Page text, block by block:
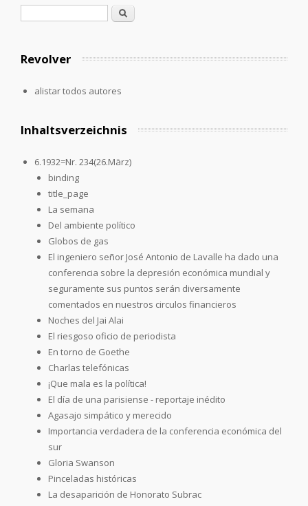
Formulario de búsqueda
Buscar
Revolver
alistar todos autores
Inhaltsverzeichnis
6.1932=Nr. 234(26.März)
binding
title_page
La semana
Del ambiente político
Globos de gas
El ingeniero señor José Antonio de Lavalle ha dado una
conferencia sobre la depresión económica mundial y
seguramente sus puntos serán diversamente
comentados en nuestros circulos financieros
Noches del Jai Alai
El riesgoso oficio de periodista
En torno de Goethe
Charlas telefónicas
¡Que mala es la política!
El día de una parisiense - reportaje inédito
Agasajo simpático y merecido
Importancia verdadera de la conferencia económica del
sur
Gloria Swanson
Pinceladas históricas
La desaparición de Honorato Subrac